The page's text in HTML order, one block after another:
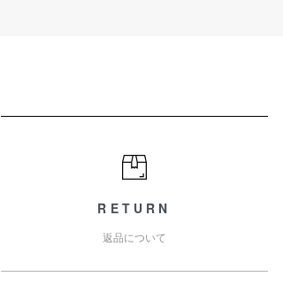
RETURN
返品について